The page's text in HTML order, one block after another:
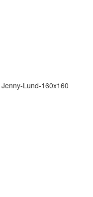
Jenny-Lund-160x160